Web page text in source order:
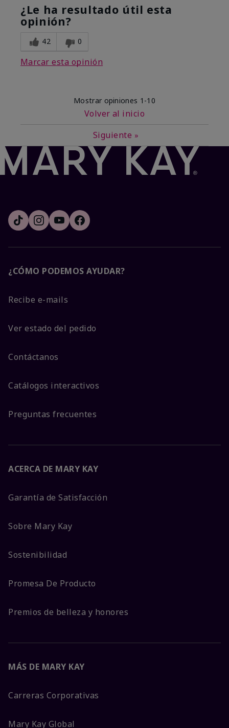
¿Le ha resultado útil esta
opinión?
42 0
Marcar esta opinión
Mostrar opiniones 1-10
Volver al inicio
Siguiente »
¿CÓMO PODEMOS AYUDAR?
Recibe e-mails
Ver estado del pedido
Contáctanos
Catálogos interactivos
Preguntas frecuentes
ACERCA DE MARY KAY
Garantía de Satisfacción
Sobre Mary Kay
Sostenibilidad
Promesa De Producto
Premios de belleza y honores
MÁS DE MARY KAY
Carreras Corporativas
Mary Kay Global